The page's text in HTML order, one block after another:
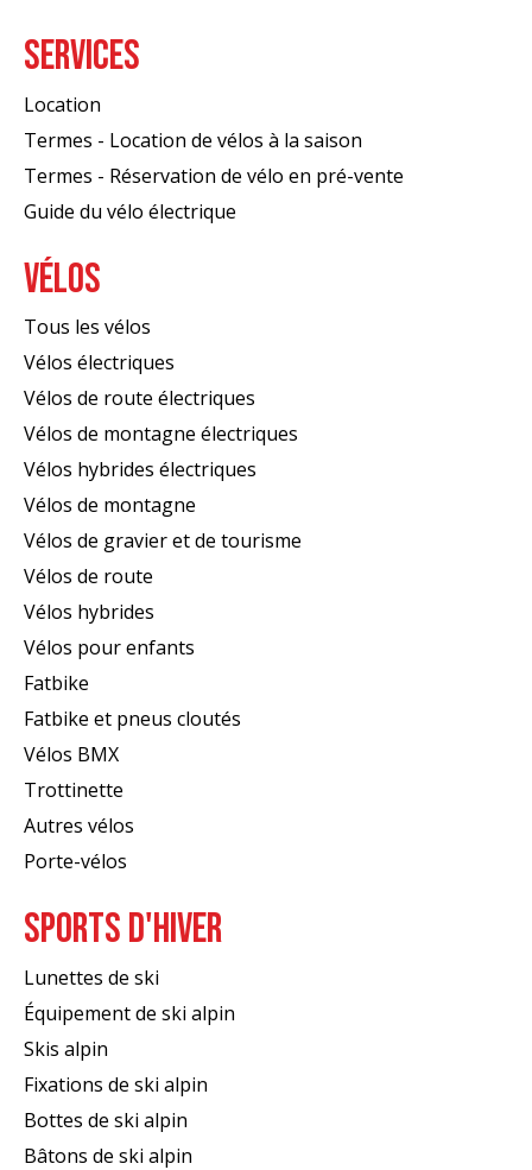
SERVICES
Location
Termes - Location de vélos à la saison
Termes - Réservation de vélo en pré-vente
Guide du vélo électrique
VÉLOS
Tous les vélos
Vélos électriques
Vélos de route électriques
Vélos de montagne électriques
Vélos hybrides électriques
Vélos de montagne
Vélos de gravier et de tourisme
Vélos de route
Vélos hybrides
Vélos pour enfants
Fatbike
Fatbike et pneus cloutés
Vélos BMX
Trottinette
Autres vélos
Porte-vélos
SPORTS D'HIVER
Lunettes de ski
Équipement de ski alpin
Skis alpin
Fixations de ski alpin
Bottes de ski alpin
Bâtons de ski alpin